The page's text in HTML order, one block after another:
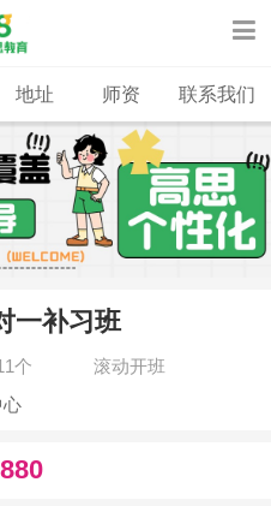
地址 师资 联系我们
一补习班
个
滚动开班
心